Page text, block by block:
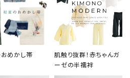
めかし帯
肌触り抜群！赤ちゃんガ
ーゼの半襦袢